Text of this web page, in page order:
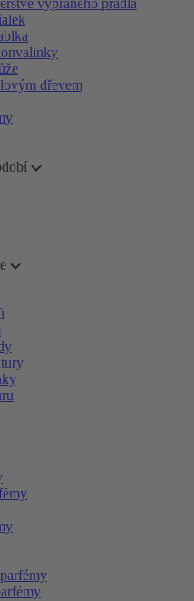
vypraného prádla
dřevem